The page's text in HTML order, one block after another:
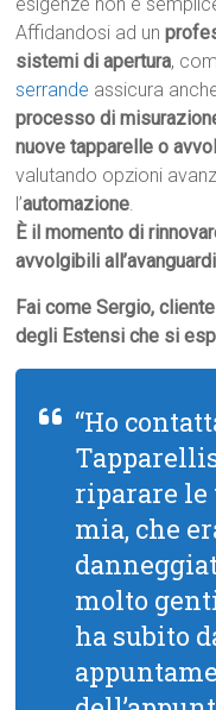
Affidandosi ad un
sistemi di apertura,
serrande assicura
processo di
nuove tapparelle o
valutando opzioni
l’automazione.
È il momento di
avvolgibili
Fai come Sergio,
degli Estensi che si
“Ho
riparare le
mia, che
molto
ha subito